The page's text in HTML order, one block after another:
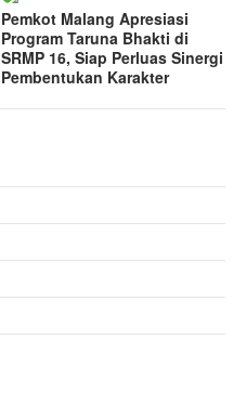
Pemkot Malang Apresiasi
Program Taruna Bhakti di
SRMP 16, Siap Perluas Sinergi
Pembentukan Karakter